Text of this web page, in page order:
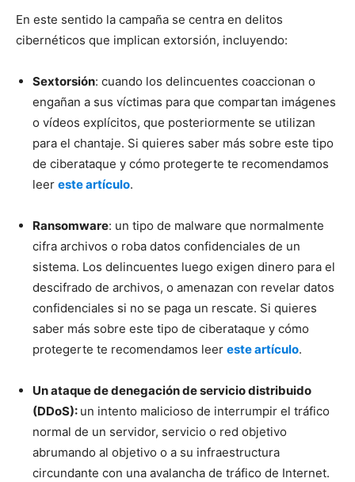
En este sentido la campaña se centra en delitos
cibernéticos que implican extorsión, incluyendo:
Sextorsión: cuando los delincuentes coaccionan o
engañan a sus víctimas para que compartan imágenes
o vídeos explícitos, que posteriormente se utilizan
para el chantaje. Si quieres saber más sobre este tipo
de ciberataque y cómo protegerte te recomendamos
leer este artículo.
Ransomware: un tipo de malware que normalmente
cifra archivos o roba datos confidenciales de un
sistema. Los delincuentes luego exigen dinero para el
descifrado de archivos, o amenazan con revelar datos
confidenciales si no se paga un rescate. Si quieres
saber más sobre este tipo de ciberataque y cómo
protegerte te recomendamos leer este artículo.
Un ataque de denegación de servicio distribuido
(DDoS): un intento malicioso de interrumpir el tráfico
normal de un servidor, servicio o red objetivo
abrumando al objetivo o a su infraestructura
circundante con una avalancha de tráfico de Internet.